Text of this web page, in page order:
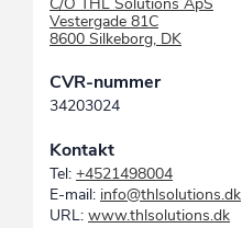
Vestergade 81C
8600 Silkeborg, DK
CVR-nummer
34203024
Kontakt
Tel: +4521498004
E-mail: info@thlsolutions.dk
URL: www.thlsolutions.dk